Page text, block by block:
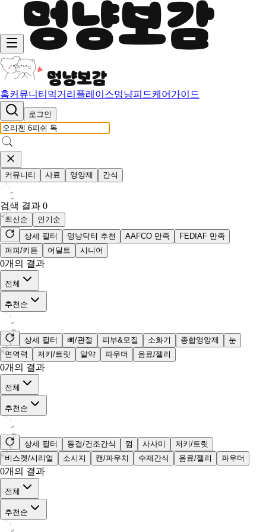
홈커뮤니티 먹거리 플레이스멍냥피드케어가이드
로그인
커뮤니티 사료 영양제 간식
검색 결과 0
최신순
인기순
상세 필터
멍냥닥터 추천 AAFCO 만족
FEDIAF 만족
퍼피/키튼
어덜트 시니어
0개의 결과
전체
추천순
상세 필터 뼈/관절 피부&모질 소화기 종합영양제
눈
면역력
저키/트릿 알약 파우더 음료/젤리
0개의 결과
전체
추천순
상세 필터 동결/건조간식 껌 사사미
저키/트릿
비스켓/시리얼
소시지 캔/파우치 수제간식 음료/젤리 파우더
0개의 결과
전체
추천순